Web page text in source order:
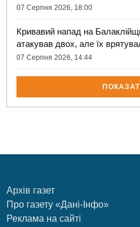
07 Серпня 2026, 18:00
Кривавий напад на
атакував двох, але їх
07 Серпня 2026, 14:44
Архів газет
Про газету «Дані-Інфо»
Реклама на сайті